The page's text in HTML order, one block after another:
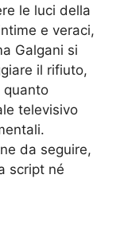
le luci della
e veraci,
Galgani si
il rifiuto,
quanto
televisivo
da seguire,
script né